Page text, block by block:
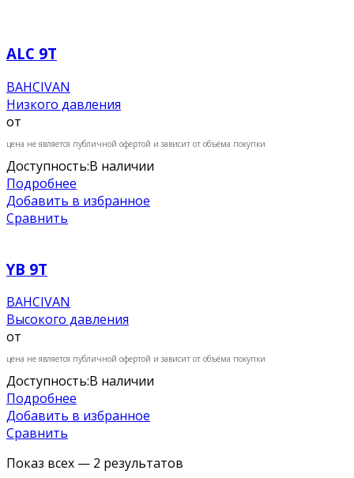
ALC 9Т
BAHCIVAN
Низкого давления
от
цена не является публичной офертой и зависит от объёма покупки
Доступность:В наличии
Подробнее
Добавить в избранное
Сравнить
YB 9Т
BAHCIVAN
Высокого давления
от
цена не является публичной офертой и зависит от объёма покупки
Доступность:В наличии
Подробнее
Добавить в избранное
Сравнить
Показ всех — 2 результатов